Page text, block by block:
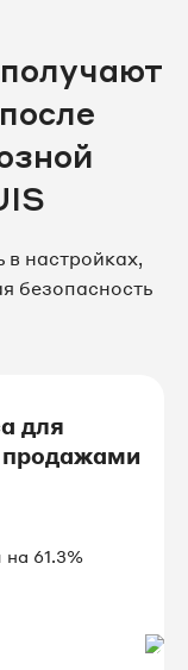
в настройках,
безопасность
для
продажами
61.3%